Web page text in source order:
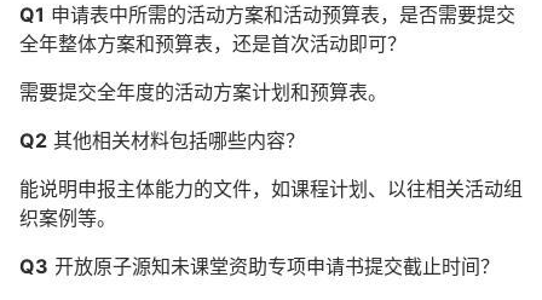
Q1 申请表中所需的活动方案和活动预算表，是否需要提交
全年整体方案和预算表，还是首次活动即可？
需要提交全年度的活动方案计划和预算表。
Q2 其他相关材料包括哪些内容？
能说明申报主体能力的文件，如课程计划、以往相关活动组
织案例等。
Q3 开放原子源知未课堂资助专项申请书提交截止时间？